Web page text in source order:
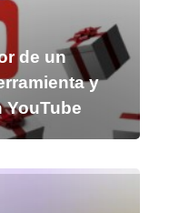
de un
y
YouTube